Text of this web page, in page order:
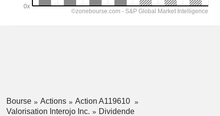
Bourse Actions
Action A119610
Valorisation Interojo Inc.
Dividende